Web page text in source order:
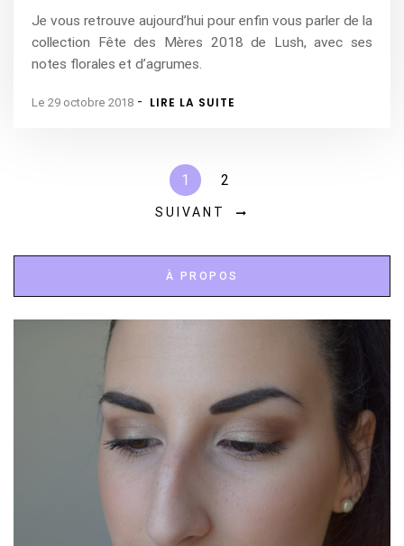
Je vous retrouve aujourd’hui pour enfin vous parler de la
collection Fête des Mères 2018 de Lush, avec ses
notes florales et d’agrumes.
Le 29 octobre 2018 - LIRE LA SUITE
1 2
SUIVANT
À PROPOS